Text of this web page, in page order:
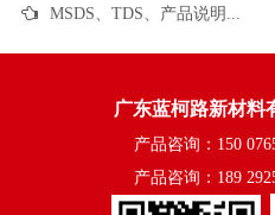
广东蓝柯路新材料
产品咨询：150
产品咨询：189